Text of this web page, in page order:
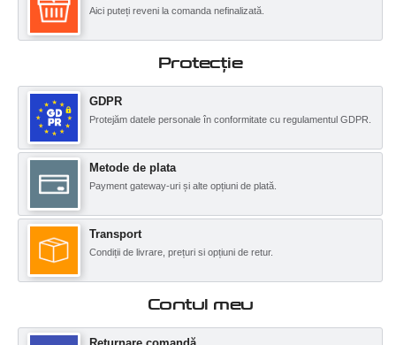
Aici puteți reveni la comanda nefinalizată.
Protecţie
GDPR
Protejăm datele personale în conformitate cu regulamentul GDPR.
Metode de plata
Payment gateway-uri și alte opțiuni de plată.
Transport
Condiții de livrare, prețuri si opțiuni de retur.
Contul meu